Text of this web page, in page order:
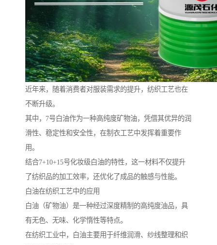
近年来，随着消费者对服装需求的提升，纺织工艺也在
不断升级。
其中，7号白油作为一种高纯度矿物油，凭借其优异的润
滑性、稳定性和安全性，在制衣工艺中发挥着重要作
用。
结合7+10+15号化妆级白油的特性，这一材料不仅提升
了纺织品的加工效率，还优化了成品的触感与性能。
白油在纺织工艺中的应用
白油（矿物油）是一种经过深度精制的高纯度油品，具
有无色、无味、化学惰性等特点。
在纺织工业中，白油主要用于纤维润滑、纱线整理和织